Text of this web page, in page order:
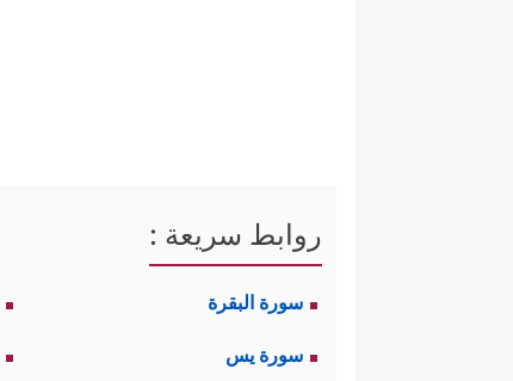
روابط سريعة :
سورة البقرة
سورة يس